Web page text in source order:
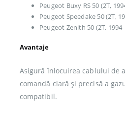
Peugeot Buxy RS 50 (2T,
Peugeot Speedake 50 (2T,
Peugeot Zenith 50 (2T,
Avantaje
Asigură înlocuirea cablului de
comandă clară și precisă a
compatibil.